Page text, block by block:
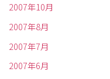
2007年10月
2007年8月
2007年7月
2007年6月